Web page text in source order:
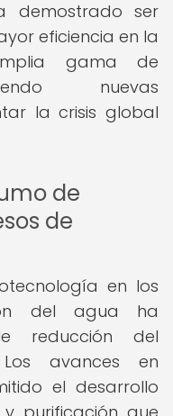
demostrado ser
eficiencia en la
gama de
nuevas
la crisis global
de
de
en los
del agua ha
reducción del
avances en
el desarrollo